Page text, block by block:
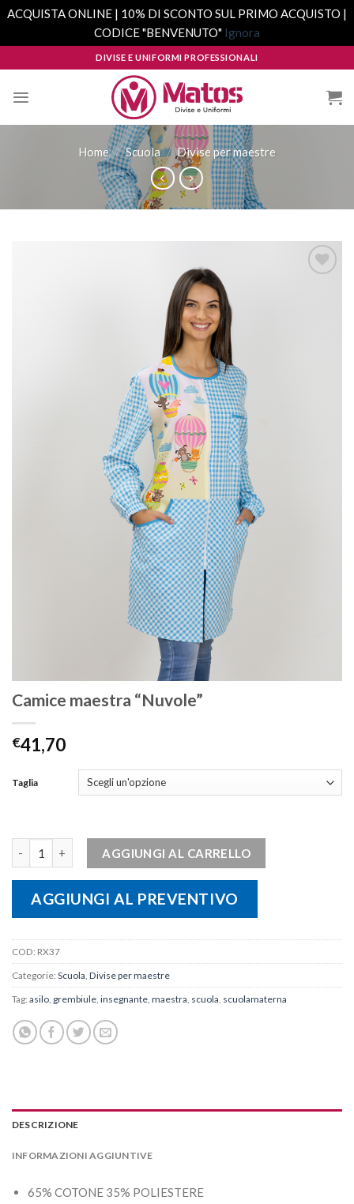
ACQUISTA ONLINE | 10% DI SCONTO SUL PRIMO ACQUISTO |
CODICE "BENVENUTO" Ignora
to
content
DIVISE E UNIFORMI PROFESSIONALI
Home / Scuola / Divise per maestre
Camice maestra “Nuvole”
€41,70
Taglia
AGGIUNGI AL CARRELLO
AGGIUNGI AL PREVENTIVO
COD: RX37
Categorie: Scuola Divise per maestre
Tag: asilo grembiule insegnante maestra scuola scuolamaterna
DESCRIZIONE
INFORMAZIONI AGGIUNTIVE
65% COTONE 35% POLIESTERE